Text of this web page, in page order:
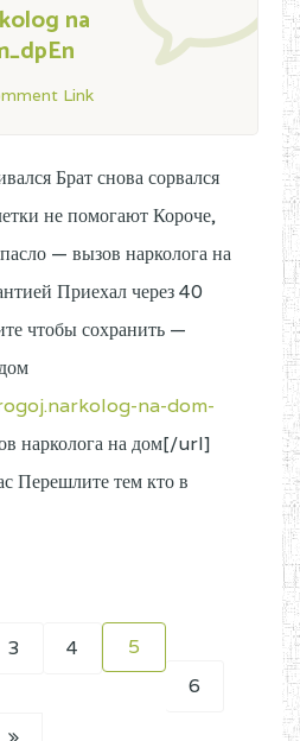
na
Link
Брат снова сорвался
не помогают Короче,
— вызов нарколога на
Приехал через 40
чтобы сохранить —
na-dom-
нарколога на дом[/url]
Перешлите тем кто в
3 4
5
6